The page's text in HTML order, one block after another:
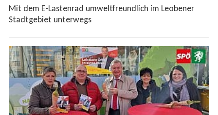
Mit dem E-Lastenrad umweltfreundlich im Leobener
Stadtgebiet unterwegs